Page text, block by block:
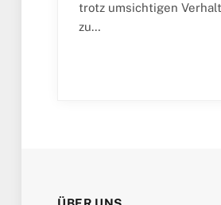
trotz umsichtigen
zu…